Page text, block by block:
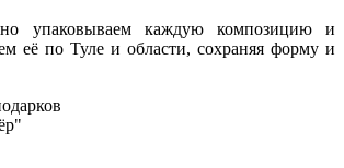
упаковываем каждую композицию и
её по Туле и области, сохраняя форму и